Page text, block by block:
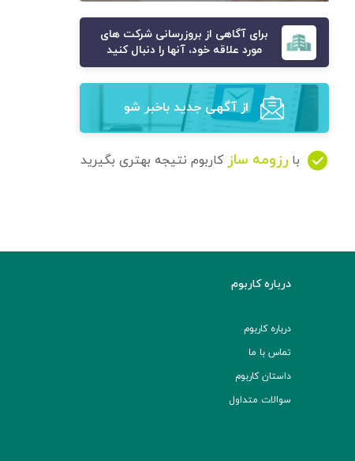
برای آگاهی از بروزرسانی شرکت های
مورد علاقه خود، آنها را دنبال کنید
از آگهی‌ جدید باخبر شو
با رزومه ساز کاربوم نتیجه بهتری بگیرید
درباره کاربوم
درباره کاربوم
تماس با ما
داستان کاربوم
سوالات متداول